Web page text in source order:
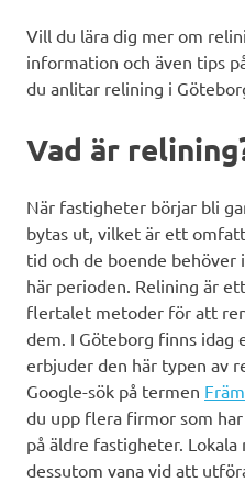
Vill du lära dig mer om
information och även tips
du anlitar relining i
Vad är
När fastigheter börjar bli
bytas ut, vilket är ett
tid och de boende
här perioden. Relining är
flertalet metoder för att
dem. I Göteborg finns idag
erbjuder den här typen av
Google-sök på termen
du upp flera firmor som
på äldre fastigheter.
dessutom vana vid att